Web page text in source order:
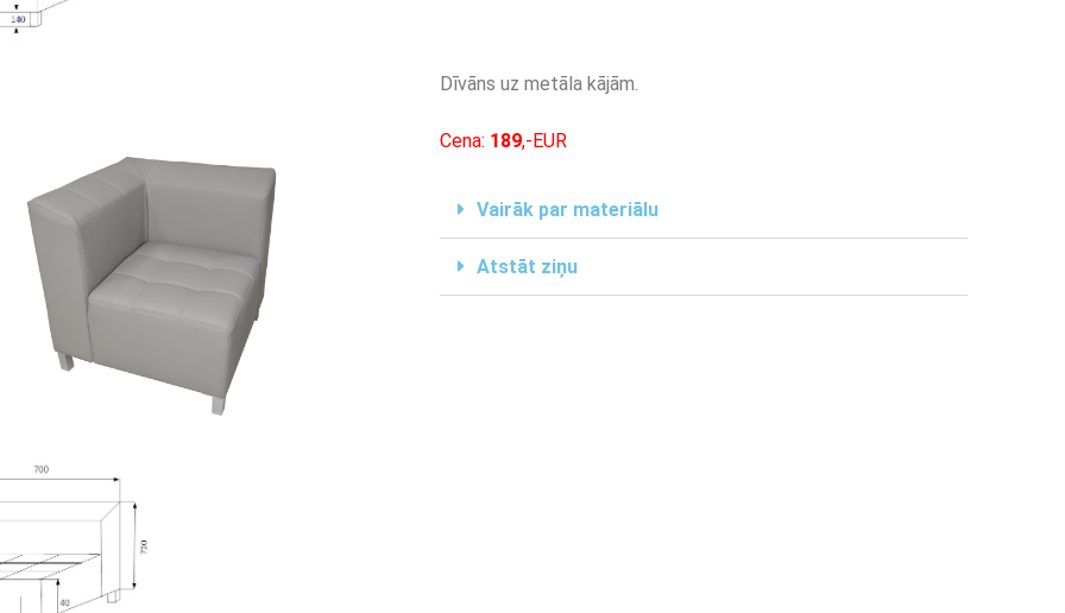
Dīvāns uz metāla kājām.
Cena: 189,-EUR
Vairāk par materiālu
Atstāt ziņu